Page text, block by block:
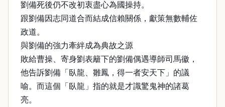
劉備死後仍不改初衷盡心為國操持。
跟劉備因志同道合而結成信賴關係，獻策無數輔佐
政道。
與劉備的強力牽絆成為典故之源
敗給曹操、寄身劉表籬下的劉備偶遇導師司馬徽，
他告訴劉備「臥龍、雛鳳，得一者安天下」的議
喻。而這個「臥龍」指的就是才識驚鬼神的諸葛
亮。